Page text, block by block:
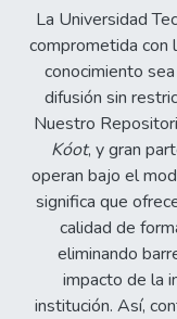
La Universidad
comprometida con
conocimiento
difusión sin
Nuestro
Kóot, y gran
operan bajo el
significa que
calidad de
eliminando
impacto de la
institución. Así,